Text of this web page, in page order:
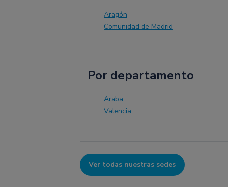
Aragón
Comunidad de Madrid
Por departamento
Araba
Valencia
Ver todas nuestras sedes